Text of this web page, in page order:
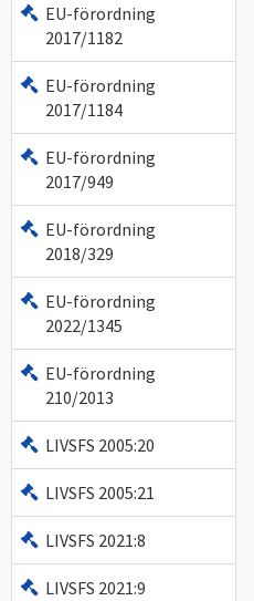
EU-förordning
2017/1182
EU-förordning
2017/1184
EU-förordning
2017/949
EU-förordning
2018/329
EU-förordning
2022/1345
EU-förordning
210/2013
LIVSFS 2005:20
LIVSFS 2005:21
LIVSFS 2021:8
LIVSFS 2021:9